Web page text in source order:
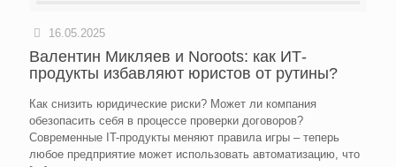
16.05.2025
Валентин Микляев и Noroots: как ИТ-
продукты избавляют юристов от рутины?
Как снизить юридические риски? Может ли компания
обезопасить себя в процессе проверки договоров?
Современные IT-продукты меняют правила игры – теперь
любое предприятие может использовать автоматизацию, что